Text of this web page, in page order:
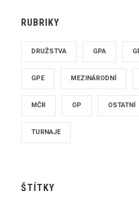
RUBRIKY
DRUŽSTVA GPA
GPE MEZINÁRODNÍ
MČR OP OSTATNÍ
TURNAJE
ŠTÍTKY